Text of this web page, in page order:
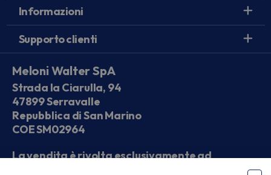
Informazioni
Supporto clienti
Meloni Walter SpA
Strada la Ciarulla, 94
47899 Serravalle
Repubblica di San Marino
COE SM02964
La vendita è rivolta esclusivamente ad